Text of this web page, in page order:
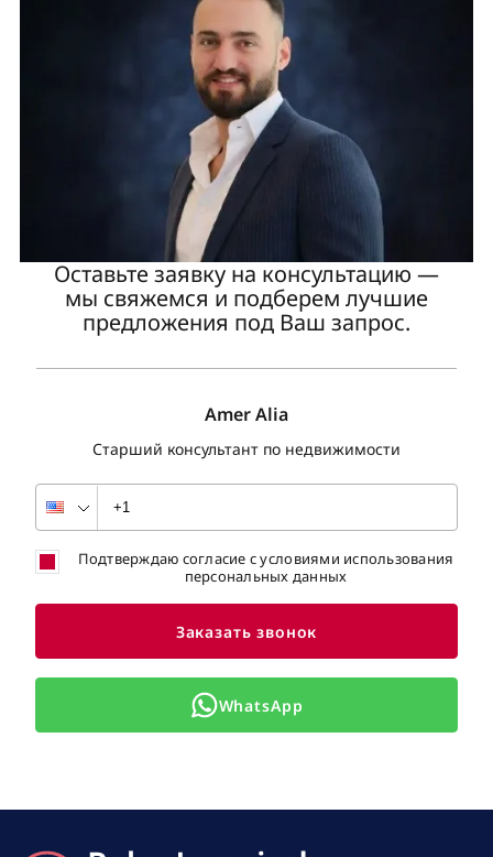
Оставьте заявку на консультацию —
мы свяжемся и подберем лучшие
предложения под Ваш запрос.
Amer Alia
Старший консультант по недвижимости
Подтверждаю согласие с условиями использования
персональных данных
Заказать звонок
WhatsApp